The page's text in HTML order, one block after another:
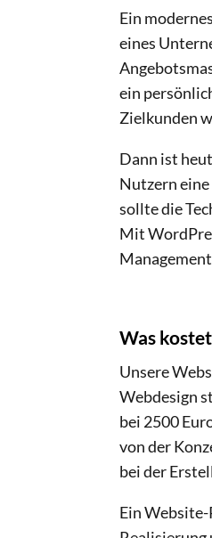
Ein
eines
ein
Zielkunden
Dann ist
Nutzern
sollte die
Mit
Was
Unsere
Webdesign
bei 2500
von der
bei der
Ein